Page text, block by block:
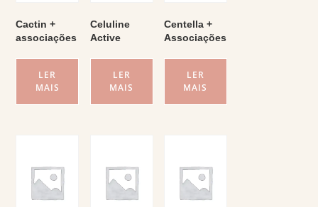
Cactin +
associações
LER
MAIS
Celuline
Active
LER
MAIS
Centella +
Associações
LER
MAIS